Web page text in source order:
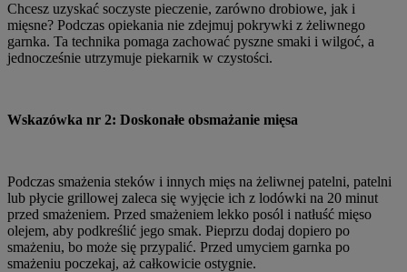
Chcesz uzyskać soczyste pieczenie, zarówno drobiowe, jak i
mięsne? Podczas opiekania nie zdejmuj pokrywki z żeliwnego
garnka. Ta technika pomaga zachować pyszne smaki i wilgoć, a
jednocześnie utrzymuje piekarnik w czystości.
Wskazówka nr 2: Doskonałe obsmażanie mięsa
Podczas smażenia steków i innych mięs na żeliwnej patelni, patelni
lub płycie grillowej zaleca się wyjęcie ich z lodówki na 20 minut
przed smażeniem. Przed smażeniem lekko posól i natłuść mięso
olejem, aby podkreślić jego smak. Pieprzu dodaj dopiero po
smażeniu, bo może się przypalić. Przed umyciem garnka po
smażeniu poczekaj, aż całkowicie ostygnie.